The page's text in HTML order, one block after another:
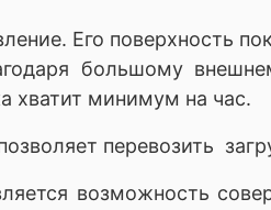
Его поверхность
большому
хватит минимум на час.
перевозить
возможность